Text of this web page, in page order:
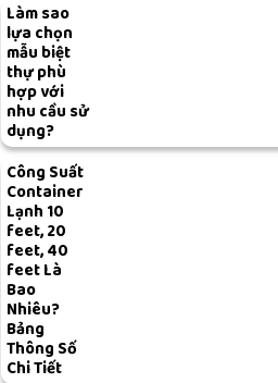
Làm sao
lựa chọn
mẫu biệt
thự phù
hợp với
nhu cầu sử
dụng?
Công Suất
Container
Lạnh 10
feet, 20
feet, 40
feet Là
Bao
Nhiêu?
Bảng
Thông Số
Chi Tiết